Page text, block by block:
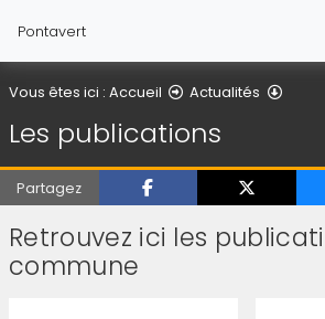
Pontavert
Vous êtes ici : Accueil Actualités
Les publications
Partagez
Retrouvez ici les
commune